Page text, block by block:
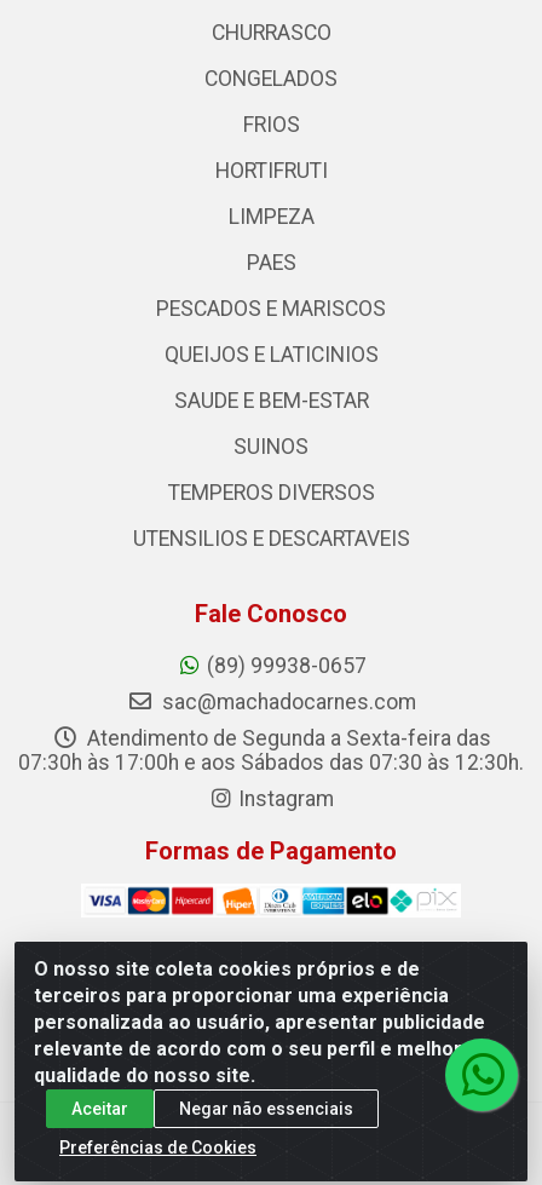
O nosso site coleta cookies próprios e de
terceiros para proporcionar uma experiência
personalizada ao usuário, apresentar publicidade
relevante de acordo com o seu perfil e melhorar a
qualidade do nosso site.
Aceitar
Negar não essenciais
Preferências de Cookies
CHURRASCO
CONGELADOS
FRIOS
HORTIFRUTI
LIMPEZA
PAES
PESCADOS E MARISCOS
QUEIJOS E LATICINIOS
SAUDE E BEM-ESTAR
SUINOS
TEMPEROS DIVERSOS
UTENSILIOS E DESCARTAVEIS
Fale Conosco
(89) 99938-0657
sac@machadocarnes.com
Atendimento de Segunda a Sexta-feira das
07:30h às 17:00h e aos Sábados das 07:30 às 12:30h.
Instagram
Formas de Pagamento
Machado Carnes Distribuidora de Alimentos LTDA -
Logradouro: Avenida Candido Aleixo, 148 - Centro - Oeiras/PI
- CEP 64.500-000 - 31.391.008/0001-50